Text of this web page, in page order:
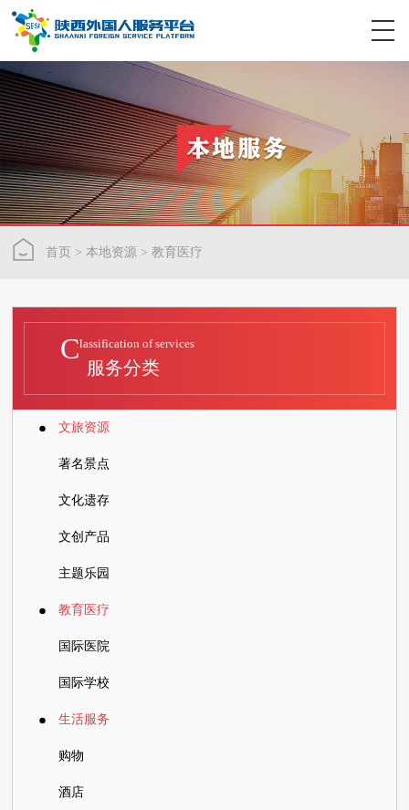
首页 >本地资源 >教育医疗
Classification of services
文旅资源
著名景点
文化遗存
文创产品
主题乐园
教育医疗
国际医院
国际学校
生活服务
购物
酒店